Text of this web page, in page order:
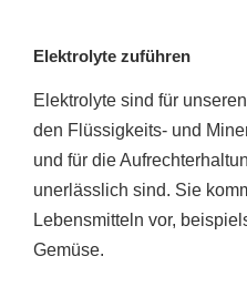
Elektrolyte zuführen
Elektrolyte sind für
den Flüssigkeits- und
und für die
unerlässlich sind. Sie
Lebensmitteln vor,
Gemüse.